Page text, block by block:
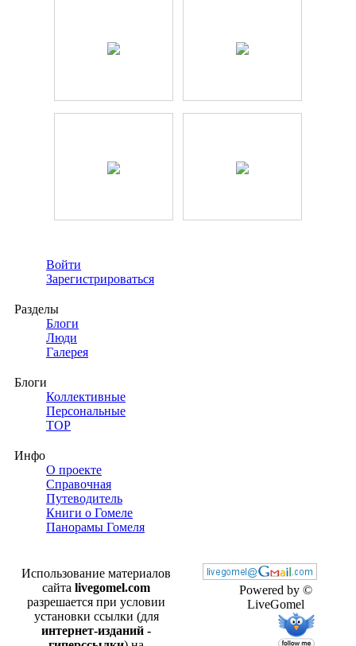
Войти
Зарегистрироваться
Разделы
Блоги
Люди
Галерея
Блоги
Коллективные
Персональные
TOP
Инфо
О проекте
Справочная
Путеводитель
Книги о Гомеле
Панорамы Гомеля
Powered by ©
LiveGomel
Использование материалов
сайта livegomel.com
разрешается при условии
установки ссылки (для
интернет-изданий -